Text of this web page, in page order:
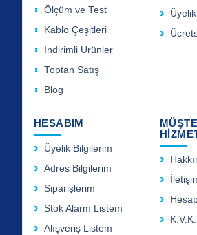
Ölçüm ve Test
Kablo Çeşitleri
İndirimli Ürünler
Toptan Satış
Blog
HESABIM
Üyelik Bilgilerim
Adres Bilgilerim
Siparişlerim
Stok Alarm Listem
Alışveriş Listem